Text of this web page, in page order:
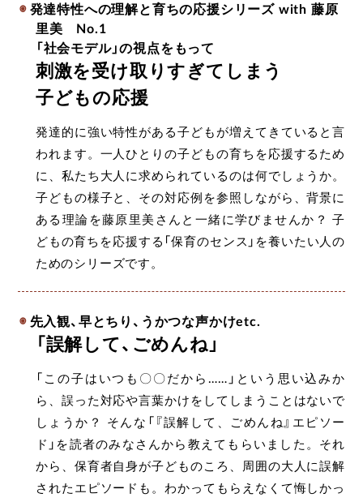
発達特性への理解と育ちの応援シリーズ with 藤原
里美 No.1
「社会モデル」の視点をもって
刺激を受け取りすぎてしまう
子どもの応援
発達的に強い特性がある子どもが増えてきていると言
われます。一人ひとりの子どもの育ちを応援するため
に、私たち大人に求められているのは何でしょうか。
子どもの様子と、その対応例を参照しながら、背景に
ある理論を藤原里美さんと一緒に学びませんか？ 子
どもの育ちを応援する「保育のセンス」を養いたい人の
ためのシリーズです。
先入観、早とちり、うかつな声かけetc.
「誤解して、ごめんね」
「この子はいつも〇〇だから……」という思い込みか
ら、誤った対応や言葉かけをしてしまうことはないで
しょうか？ そんな「『誤解して、ごめんね』エピソー
ド」を読者のみなさんから教えてもらいました。それ
から、保育者自身が子どものころ、周囲の大人に誤解
されたエピソードも。わかってもらえなくて悔しかっ